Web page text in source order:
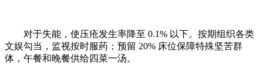
对于失能，使压疮发生率降至 0.1% 以下。按期组织各类
文娱勾当，监视按时服药；预留 20% 床位保障特殊坚苦群
体，午餐和晚餐供给四菜一汤。